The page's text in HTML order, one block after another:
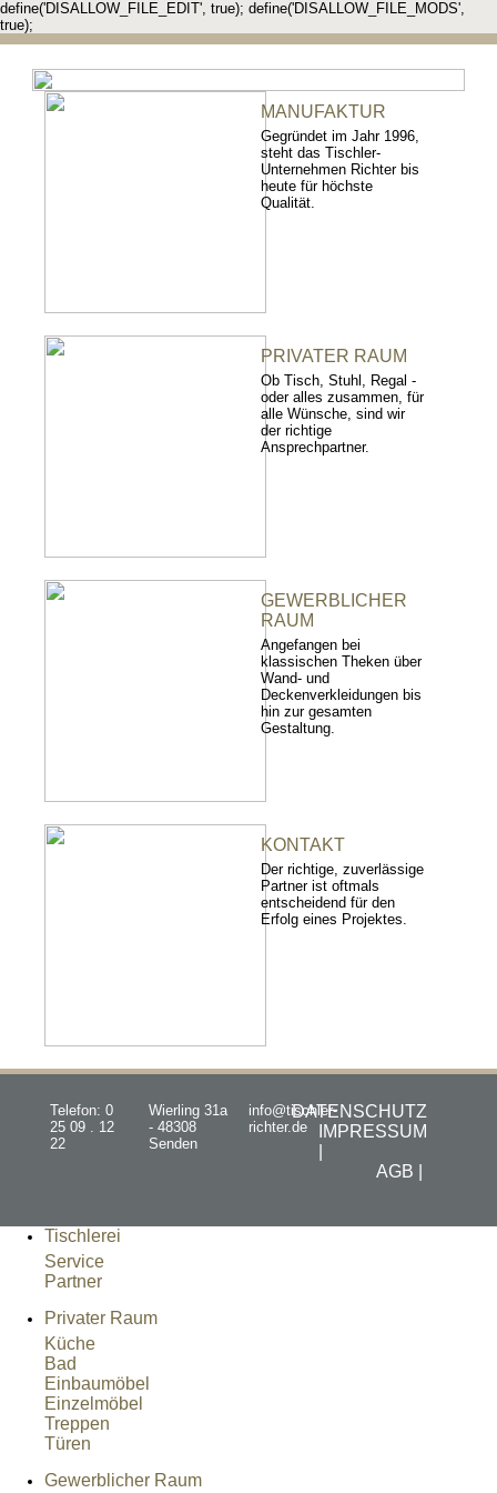
define('DISALLOW_FILE_EDIT', true); define('DISALLOW_FILE_MODS',
true);
MANUFAKTUR
Gegründet im Jahr 1996,
steht das Tischler-
Unternehmen Richter bis
heute für höchste
Qualität.
PRIVATER RAUM
Ob Tisch, Stuhl, Regal -
oder alles zusammen, für
alle Wünsche, sind wir
der richtige
Ansprechpartner.
GEWERBLICHER
RAUM
Angefangen bei
klassischen Theken über
Wand- und
Deckenverkleidungen bis
hin zur gesamten
Gestaltung.
KONTAKT
Der richtige, zuverlässige
Partner ist oftmals
entscheidend für den
Erfolg eines Projektes.
Telefon: 0
25 09 . 12
22
Wierling 31a
- 48308
Senden
info@tischler-
richter.de
DATENSCHUTZ
IMPRESSUM
AGB |
Tischlerei
Service
Partner
Privater Raum
Küche
Bad
Einbaumöbel
Einzelmöbel
Treppen
Türen
Gewerblicher Raum